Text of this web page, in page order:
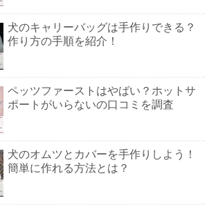
犬のキャリーバッグは手作りできる？
作り方の手順を紹介！
ペッツファーストはやばい？ホットサ
ポートがいらないの口コミを調査
犬のオムツとカバーを手作りしよう！
簡単に作れる方法とは？